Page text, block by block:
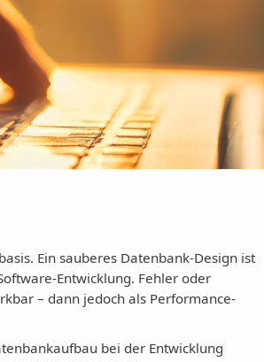
Ein sauberes Datenbank-Design ist
Entwicklung. Fehler oder
– dann jedoch als Performance-
bei der Entwicklung